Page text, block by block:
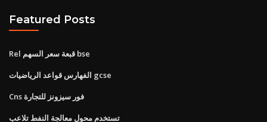
Featured Posts
Rel قبعة سعر السهم bse
الفهارس قواعد الرياضيات gcse
Cns فور سيزونز للتجارة
تستخدم محول معالجة النفط تلاعب